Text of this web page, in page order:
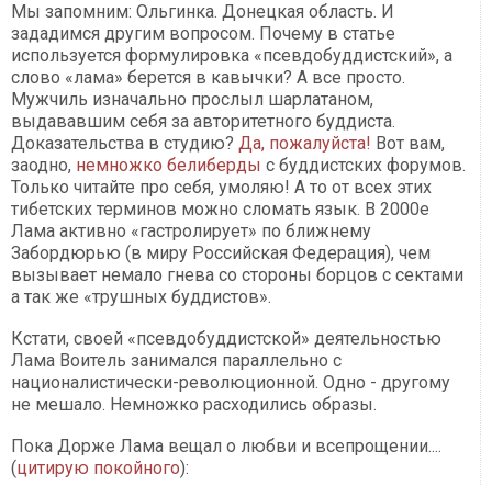
Мы запомним: Ольгинка. Донецкая область. И
зададимся другим вопросом. Почему в статье
используется формулировка «псевдобуддистский», а
слово «лама» берется в кавычки? А все просто.
Мужчиль изначально прослыл шарлатаном,
выдававшим себя за авторитетного буддиста.
Доказательства в студию? Да, пожалуйста! Вот вам,
заодно, немножко белиберды с буддистских форумов.
Только читайте про себя, умоляю! А то от всех этих
тибетских терминов можно сломать язык. В 2000е
Лама активно «гастролирует» по ближнему
Забордюрью (в миру Российская Федерация), чем
вызывает немало гнева со стороны борцов с сектами
а так же «трушных буддистов».
Кстати, своей «псевдобуддистской» деятельностью
Лама Воитель занимался параллельно с
националистически-революционной. Одно - другому
не мешало. Немножко расходились образы.
Пока Дорже Лама вещал о любви и всепрощении....
(цитирую покойного):